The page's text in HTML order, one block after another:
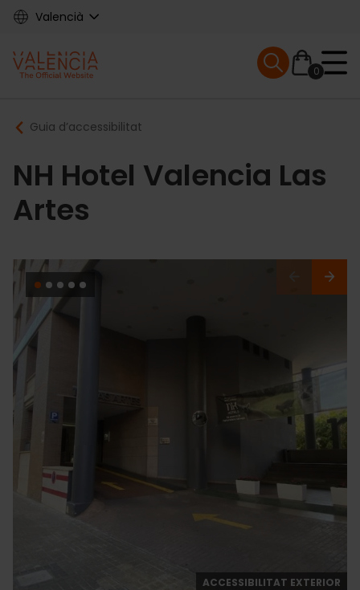
Skip
content
Valencià
Main
navigation
0
Mobile menu
Breadcrumb
Guia d’accessibilitat
NH Hotel Valencia Las
Artes
ACCESSIBILITAT EXTERIOR